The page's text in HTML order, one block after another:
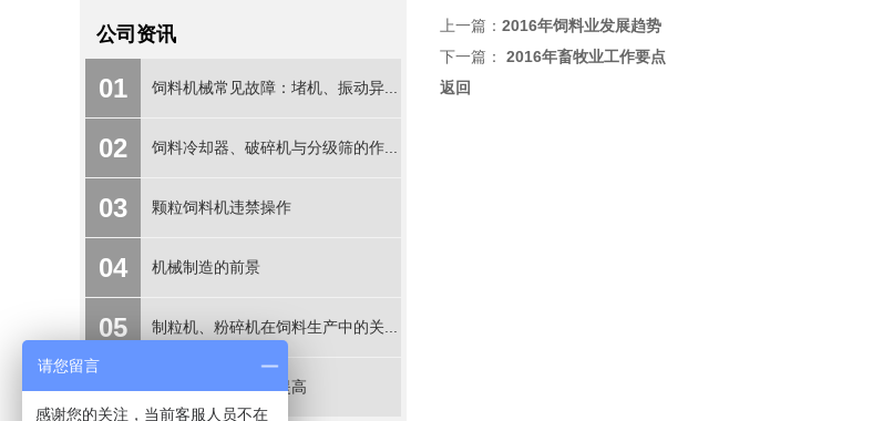
公司资讯
01 饲料机械常见故障：堵机、振动异...
02 饲料冷却器、破碎机与分级筛的作...
03 颗粒饲料机违禁操作
04 机械制造的前景
05 制粒机、粉碎机在饲料生产中的关...
06 饲料产量怎么迅速提高
上一篇： 2016年饲料业发展趋势
下一篇：
2016年畜牧业工作要点
返回
请您留言
感谢您的关注，当前客服人员不在